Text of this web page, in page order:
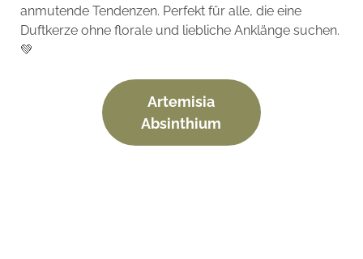
anmutende Tendenzen. Perfekt für alle, die eine
Duftkerze ohne florale und liebliche Anklänge suchen.
💚
Artemisia
Absinthium